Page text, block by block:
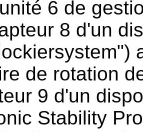
6 de
8 d'un
de rotation
9 d'un
Stability